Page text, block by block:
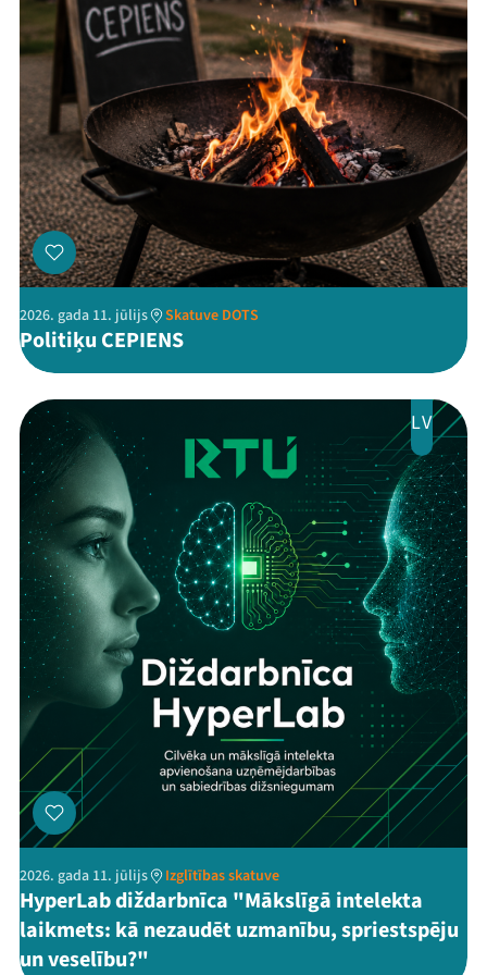
ThreadsFacebookYoutube
X Instagram
Flick TikTok
2026. gada 11. jūlijs Skatuve DOTS
Politiķu CEPIENS
LV
2026. gada 11. jūlijs Izglītības skatuve
HyperLab diždarbnīca "Mākslīgā intelekta
laikmets: kā nezaudēt uzmanību, spriestspēju
un veselību?"